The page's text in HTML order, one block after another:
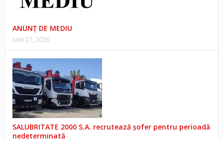
ANUNŢ DE MEDIU
iulie 27, 2026
SALUBRITATE 2000 S.A. recrutează șofer pentru perioadă
nedeterminată